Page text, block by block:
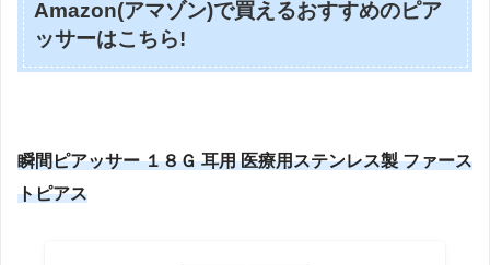
Amazon(アマゾン)で買えるおすすめのピア
ッサーはこちら!
瞬間ピアッサー １８Ｇ 耳用 医療用ステンレス製 ファース
トピアス